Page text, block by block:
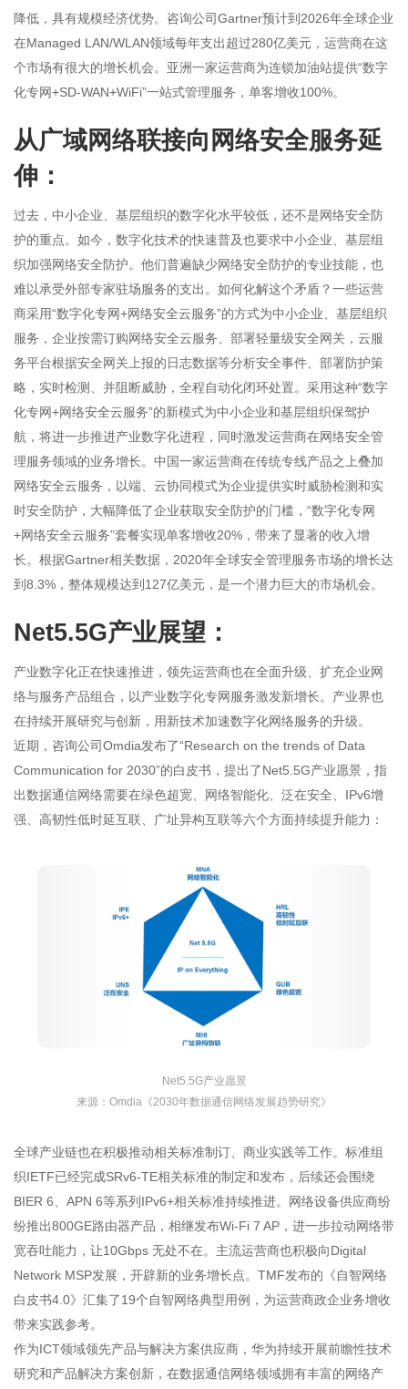
降低，具有规模经济优势。咨询公司Gartner预计到2026年全球企业
在Managed LAN/WLAN领域每年支出超过280亿美元，运营商在这
个市场有很大的增长机会。亚洲一家运营商为连锁加油站提供“数字
化专网+SD-WAN+WiFi”一站式管理服务，单客增收100%。
从广域网络联接向网络安全服务延
伸：
过去，中小企业、基层组织的数字化水平较低，还不是网络安全防
护的重点。如今，数字化技术的快速普及也要求中小企业、基层组
织加强网络安全防护。他们普遍缺少网络安全防护的专业技能，也
难以承受外部专家驻场服务的支出。如何化解这个矛盾？一些运营
商采用“数字化专网+网络安全云服务”的方式为中小企业、基层组织
服务，企业按需订购网络安全云服务、部署轻量级安全网关，云服
务平台根据安全网关上报的日志数据等分析安全事件、部署防护策
略，实时检测、并阻断威胁，全程自动化闭环处置。采用这种“数字
化专网+网络安全云服务”的新模式为中小企业和基层组织保驾护
航，将进一步推进产业数字化进程，同时激发运营商在网络安全管
理服务领域的业务增长。中国一家运营商在传统专线产品之上叠加
网络安全云服务，以端、云协同模式为企业提供实时威胁检测和实
时安全防护，大幅降低了企业获取安全防护的门槛，“数字化专网
+网络安全云服务”套餐实现单客增收20%，带来了显著的收入增
长。根据Gartner相关数据，2020年全球安全管理服务市场的增长达
到8.3%，整体规模达到127亿美元，是一个潜力巨大的市场机会。
Net5.5G产业展望：
产业数字化正在快速推进，领先运营商也在全面升级、扩充企业网
络与服务产品组合，以产业数字化专网服务激发新增长。产业界也
在持续开展研究与创新，用新技术加速数字化网络服务的升级。
近期，咨询公司Omdia发布了“Research on the trends of Data
Communication for 2030”的白皮书，提出了Net5.5G产业愿景，指
出数据通信网络需要在绿色超宽、网络智能化、泛在安全、IPv6增
强、高韧性低时延互联、广址异构互联等六个方面持续提升能力：
Net5.5G产业愿景
来源：Omdia《2030年数据通信网络发展趋势研究》
全球产业链也在积极推动相关标准制订、商业实践等工作。标准组
织IETF已经完成SRv6-TE相关标准的制定和发布，后续还会围绕
BIER 6、APN 6等系列IPv6+相关标准持续推进。网络设备供应商纷
纷推出800GE路由器产品，相继发布Wi-Fi 7 AP，进一步拉动网络带
宽吞吐能力，让10Gbps 无处不在。主流运营商也积极向Digital
Network MSP发展，开辟新的业务增长点。TMF发布的《自智网络
白皮书4.0》汇集了19个自智网络典型用例，为运营商政企业务增收
带来实践参考。
作为ICT领域领先产品与解决方案供应商，华为持续开展前瞻性技术
研究和产品解决方案创新，在数据通信网络领域拥有丰富的网络产